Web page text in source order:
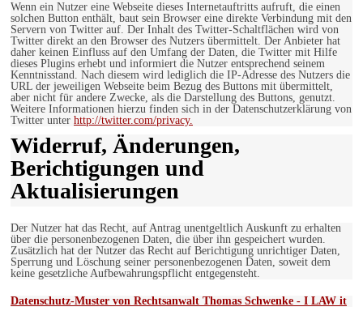
Wenn ein Nutzer eine Webseite dieses Internetauftritts aufruft, die einen
solchen Button enthält, baut sein Browser eine direkte Verbindung mit den
Servern von Twitter auf. Der Inhalt des Twitter-Schaltflächen wird von
Twitter direkt an den Browser des Nutzers übermittelt. Der Anbieter hat
daher keinen Einfluss auf den Umfang der Daten, die Twitter mit Hilfe
dieses Plugins erhebt und informiert die Nutzer entsprechend seinem
Kenntnisstand. Nach diesem wird lediglich die IP-Adresse des Nutzers die
URL der jeweiligen Webseite beim Bezug des Buttons mit übermittelt,
aber nicht für andere Zwecke, als die Darstellung des Buttons, genutzt.
Weitere Informationen hierzu finden sich in der Datenschutzerklärung von
Twitter unter http://twitter.com/privacy.
Widerruf, Änderungen,
Berichtigungen und
Aktualisierungen
Der Nutzer hat das Recht, auf Antrag unentgeltlich Auskunft zu erhalten
über die personenbezogenen Daten, die über ihn gespeichert wurden.
Zusätzlich hat der Nutzer das Recht auf Berichtigung unrichtiger Daten,
Sperrung und Löschung seiner personenbezogenen Daten, soweit dem
keine gesetzliche Aufbewahrungspflicht entgegensteht.
Datenschutz-Muster von Rechtsanwalt Thomas Schwenke - I LAW it